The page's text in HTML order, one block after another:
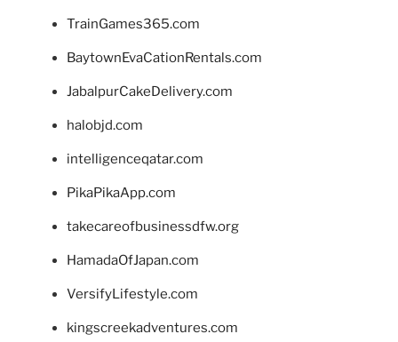
TrainGames365.com
BaytownEvaCationRentals.com
JabalpurCakeDelivery.com
halobjd.com
intelligenceqatar.com
PikaPikaApp.com
takecareofbusinessdfw.org
HamadaOfJapan.com
VersifyLifestyle.com
kingscreekadventures.com